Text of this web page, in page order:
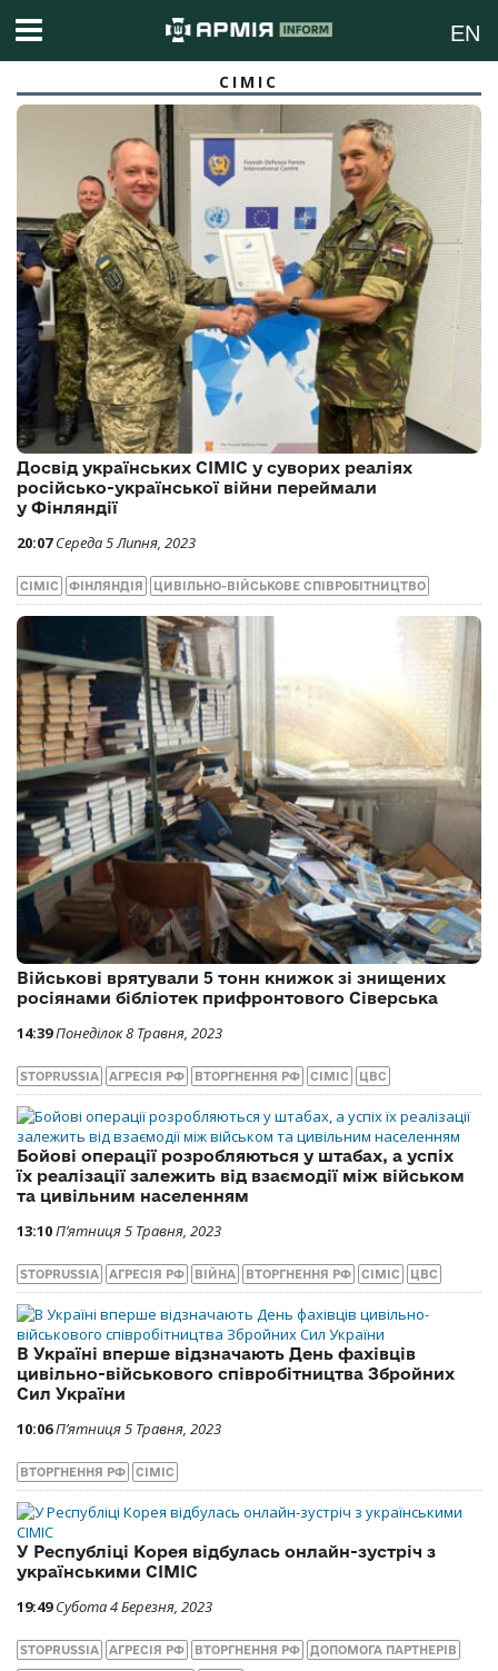
EN
СІМІС
Досвід українських CIMIC у суворих реаліях
російсько-української війни переймали
у Фінляндії
20:07 Середа 5 Липня, 2023
СІМІС ФІНЛЯНДІЯ ЦИВІЛЬНО-ВІЙСЬКОВЕ СПІВРОБІТНИЦТВО
Військові врятували 5 тонн книжок зі знищених
росіянами бібліотек прифронтового Сіверська
14:39Понеділок 8 Травня, 2023
STOPRUSSIA АГРЕСІЯ РФ ВТОРГНЕННЯ РФ СІМІС ЦВС
Бойові операції розробляються у штабах, а успіх
їх реалізації залежить від взаємодії між військом
та цивільним населенням
13:10П’ятниця 5 Травня, 2023
STOPRUSSIA АГРЕСІЯ РФ ВІЙНА ВТОРГНЕННЯ РФ СІМІС ЦВС
В Україні вперше відзначають День фахівців
цивільно-військового співробітництва Збройних
Сил України
10:06П’ятниця 5 Травня, 2023
ВТОРГНЕННЯ РФ СІМІС
У Республіці Корея відбулась онлайн-зустріч з
українськими CIMIC
19:49 Субота 4 Березня, 2023
STOPRUSSIA АГРЕСІЯ РФ ВТОРГНЕННЯ РФ ДОПОМОГА ПАРТНЕРІВ